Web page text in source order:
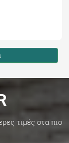
τιμές στα πιο